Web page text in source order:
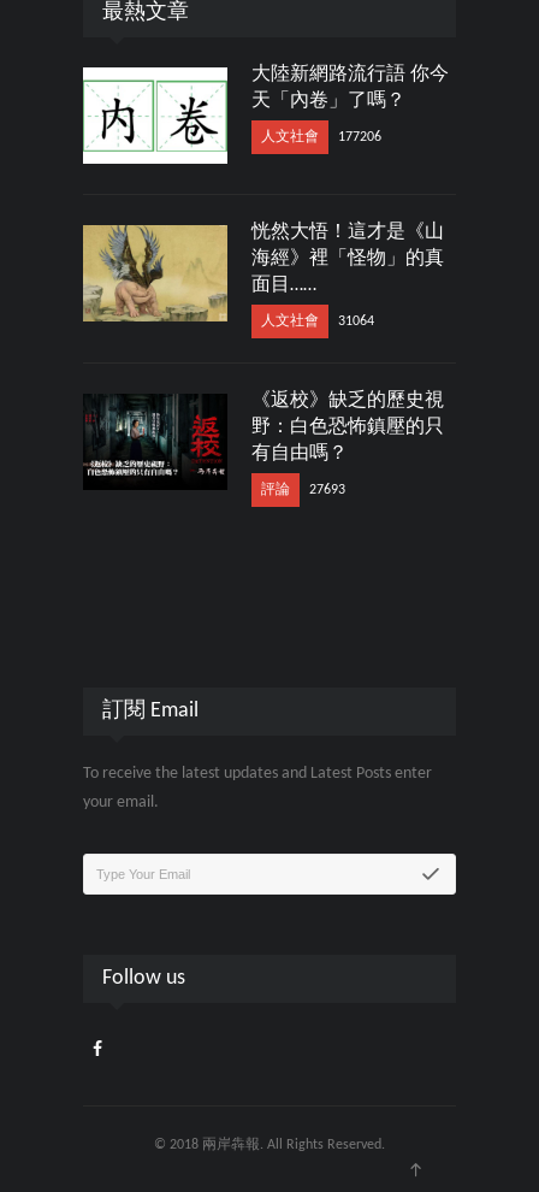
最熱文章
大陸新網路流行語 你今
天「內卷」了嗎？
人文社會 177206
恍然大悟！這才是《山
海經》裡「怪物」的真
面目……
人文社會 31064
《返校》缺乏的歷史視
野：白色恐怖鎮壓的只
有自由嗎？
評論 27693
訂閱 Email
To receive the latest updates and Latest Posts enter
your email.
Follow us
© 2018 兩岸犇報. All Rights Reserved.